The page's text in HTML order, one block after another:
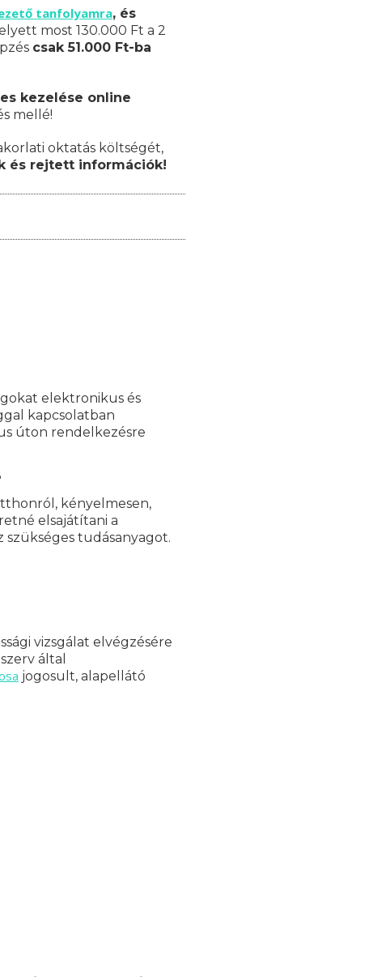
tanfolyamra, és
most 130.000 Ft a 2
csak 51.000 Ft-ba
kezelése online
mellé!
oktatás költségét,
és rejtett információk!
elektronikus és
kapcsolatban
úton rendelkezésre
kényelmesen,
elsajátítani a
szükséges tudásanyagot.
vizsgálat elvégzésére
által
jogosult, alapellátó